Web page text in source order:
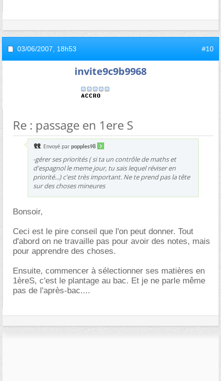
03/06/2007, 18h53 #10
invite9c9b9968
Re : passage en 1ere S
Envoyé par popples98
-gérer ses priorités ( si ta un contrôle de maths et
d'espagnol le meme jour, tu sais lequel réviser en
priorité...) c'est très important. Ne te prend pas la tête
sur des choses mineures
Bonsoir,
Ceci est le pire conseil que l'on peut donner. Tout
d'abord on ne travaille pas pour avoir des notes, mais
pour apprendre des choses.
Ensuite, commencer à sélectionner ses matières en
1èreS, c'est le plantage au bac. Et je ne parle même
pas de l'après-bac....